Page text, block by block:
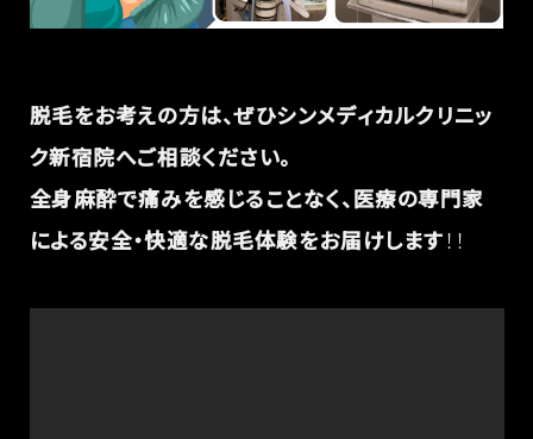
脱毛をお考えの方は、ぜひシンメディカルクリニッ
ク新宿院へご相談ください。
全身麻酔で痛みを感じることなく、医療の専門家
による安全・快適な脱毛体験をお届けします！！